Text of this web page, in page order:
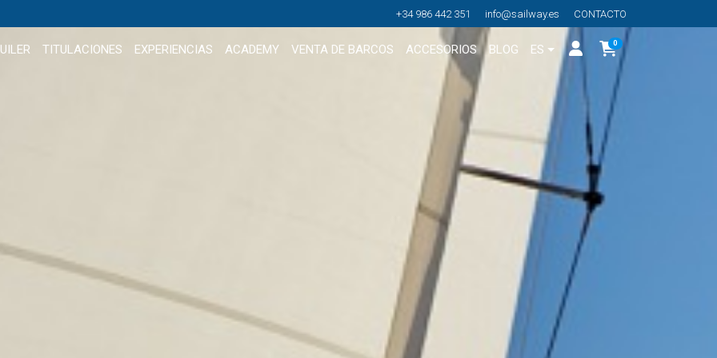
+34 986 442 351 info@sailway.es CONTACTO
TITULACIONES EXPERIENCIAS ACADEMY VENTA DE BARCOS ACCESORIOS BLOG ES 0